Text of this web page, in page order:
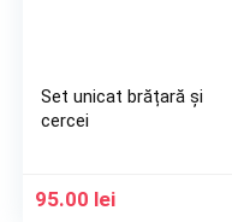
Set unicat brățară și
cercei
95.00 lei